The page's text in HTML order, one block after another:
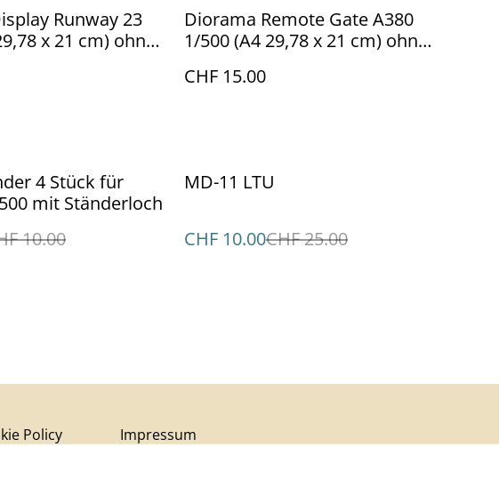
Runway 23
x 21 cm) ohne
Diorama Remote Gate A380
1/500 (A4 29,78 x 21 cm) ohne
CHF 15.00
4 Stück für
mit Ständerloch
10.00
%
MD-11 LTU
CHF 10.00CHF 25.00
Policy Impressum